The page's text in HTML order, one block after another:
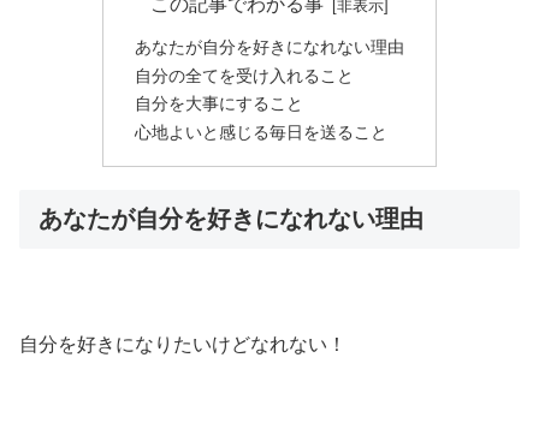
この記事でわかる事
あなたが自分を好きになれない理由
自分の全てを受け入れること
自分を大事にすること
心地よいと感じる毎日を送ること
あなたが自分を好きになれない理由
自分を好きになりたいけどなれない！